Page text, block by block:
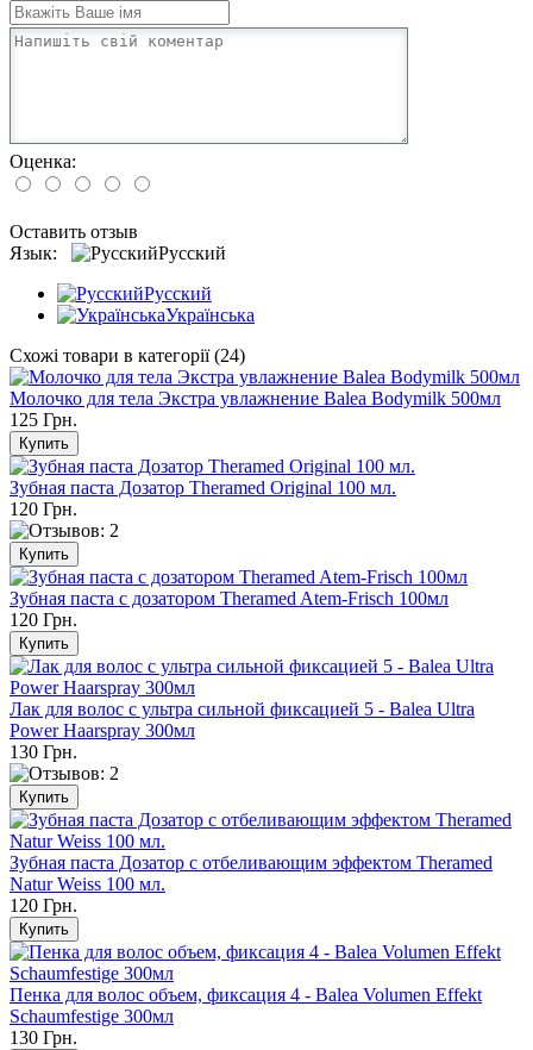
Оценка:
Оставить отзыв
Язык:
Русский
Русский
Українська
Схожі товари в категорії (24)
Молочко для тела Экстра увлажнение Balea Bodymilk 500мл
125 Грн.
Зубная паста Дозатор Theramed Original 100 мл.
120 Грн.
Зубная паста с дозатором Theramed Atem-Frisch 100мл
120 Грн.
Лак для волос c ультра сильной фиксацией 5 - Balea Ultra
Power Haarspray 300мл
130 Грн.
Зубная паста Дозатор с отбеливающим эффектом Theramed
Natur Weiss 100 мл.
120 Грн.
Пенка для волос объем, фиксация 4 - Balea Volumen Effekt
Schaumfestige 300мл
130 Грн.